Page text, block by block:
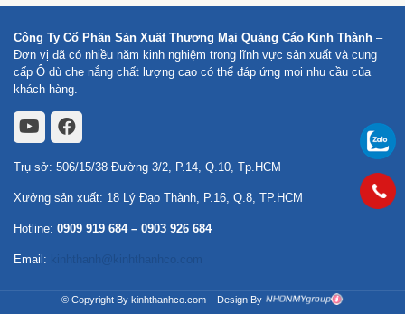
Công Ty Cổ Phần Sản Xuất Thương Mại Quảng Cáo Kinh Thành –
Đơn vị đã có nhiều năm kinh nghiệm trong lĩnh vực sản xuất và cung
cấp Ô dù che nắng chất lượng cao có thể đáp ứng mọi nhu cầu của
khách hàng.
Trụ sở: 506/15/38 Đường 3/2, P.14, Q.10, Tp.HCM
Xưởng sản xuất: 18 Lý Đạo Thành, P.16, Q.8, TP.HCM
Hotline: 0909 919 684– 0903 926 684
Email: kinhthanh@kinhthanhco.com
© Copyright By kinhthanhco.com – Design By